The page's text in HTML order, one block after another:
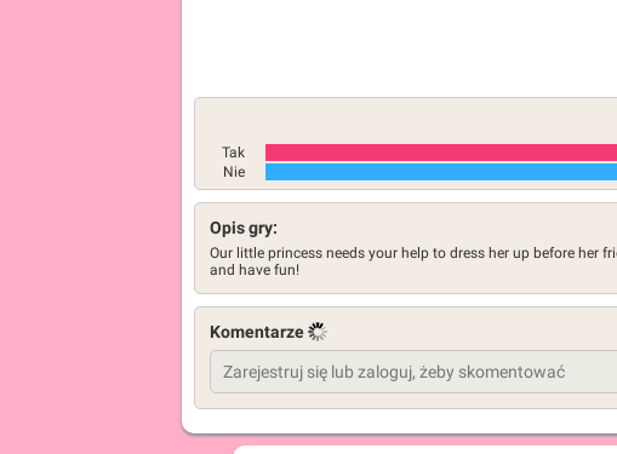
Tak
Nie
Opis gry:
Our little princess needs your help to dress her up before her
and have fun!
Komentarze